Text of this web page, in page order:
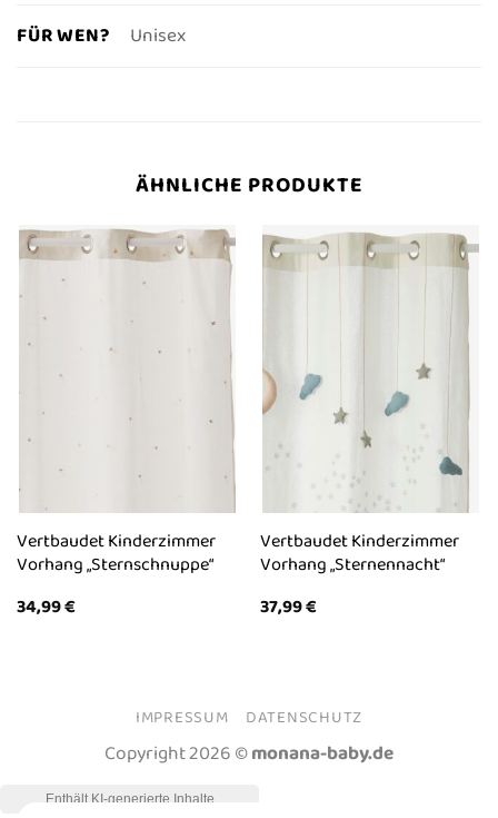
FÜR WEN? Unisex
ÄHNLICHE PRODUKTE
Vertbaudet Kinderzimmer
Vorhang „Sternschnuppe“
34,99€
Vertbaudet Kinderzimmer
Vorhang „Sternennacht“
37,99€
IMPRESSUM DATENSCHUTZ
Copyright 2026 ©monana-baby.de